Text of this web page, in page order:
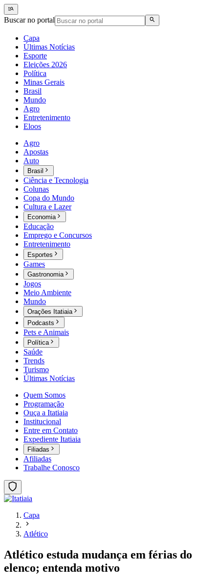
Buscar no portal
Capa
Últimas Notícias
Esporte
Eleições 2026
Política
Minas Gerais
Brasil
Mundo
Agro
Entretenimento
Eloos
Agro
Apostas
Auto
Brasil
Ciência e Tecnologia
Colunas
Copa do Mundo
Cultura e Lazer
Economia
Educação
Emprego e Concursos
Entretenimento
Esportes
Games
Gastronomia
Jogos
Meio Ambiente
Mundo
Orações Itatiaia
Podcasts
Pets e Animais
Política
Saúde
Trends
Turismo
Últimas Notícias
Quem Somos
Programação
Ouça a Itatiaia
Institucional
Entre em Contato
Expediente Itatiaia
Filiadas
Afiliadas
Trabalhe Conosco
Capa
Atlético
Atlético estuda mudança em férias do
elenco; entenda motivo